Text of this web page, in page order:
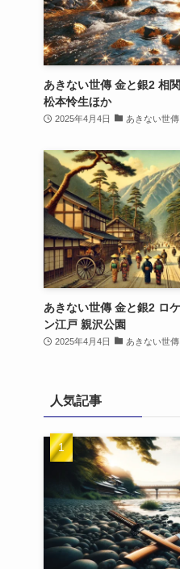
あきない世傳 金と銀2 相
松本怜生ほか
2025年4月4日 あきない世
あきない世傳 金と銀2 ロ
ン江戸 親沢公園
2025年4月4日 あきない世
人気記事